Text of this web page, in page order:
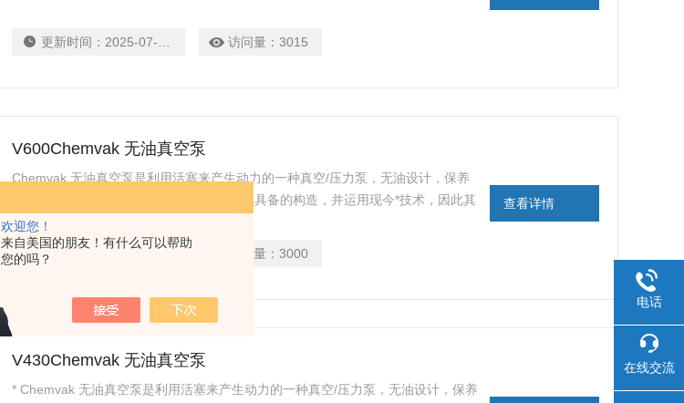
欢迎您！
来自美国的朋友！有什么可以帮助
您的吗？
更新时间： 2025-07-14 访问量：3015
V600Chemvak 无油真空泵
Chemvak 无油真空泵是利用活塞来产生动力的一种真空/压力泵，无油设计，保养
简单，可以抽真空或者提供压力差。由于其具备的构造，并运用现今*技术，因此其
噪音量介于48.7-60.0 db，保持了实验室内的安静，避免实验操作者受到噪音的干
扰。
更新时间： 2025-07-14 访问量：3000
查看详情
V430Chemvak 无油真空泵
* Chemvak 无油真空泵是利用活塞来产生动力的一种真空/压力泵，无油设计，保养
电话
在线交流